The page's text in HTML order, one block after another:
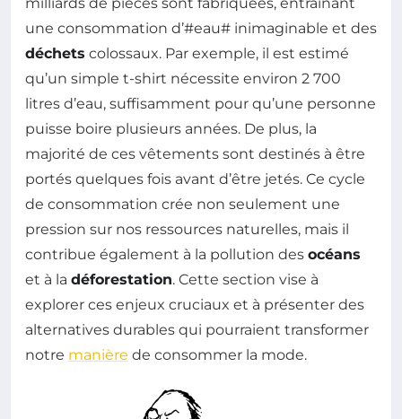
milliards de pièces sont fabriquées, entraînant
une consommation d’#eau# inimaginable et des
déchets colossaux. Par exemple, il est estimé
qu’un simple t-shirt nécessite environ 2 700
litres d’eau, suffisamment pour qu’une personne
puisse boire plusieurs années. De plus, la
majorité de ces vêtements sont destinés à être
portés quelques fois avant d’être jetés. Ce cycle
de consommation crée non seulement une
pression sur nos ressources naturelles, mais il
contribue également à la pollution des océans
et à la déforestation. Cette section vise à
explorer ces enjeux cruciaux et à présenter des
alternatives durables qui pourraient transformer
notre manière de consommer la mode.